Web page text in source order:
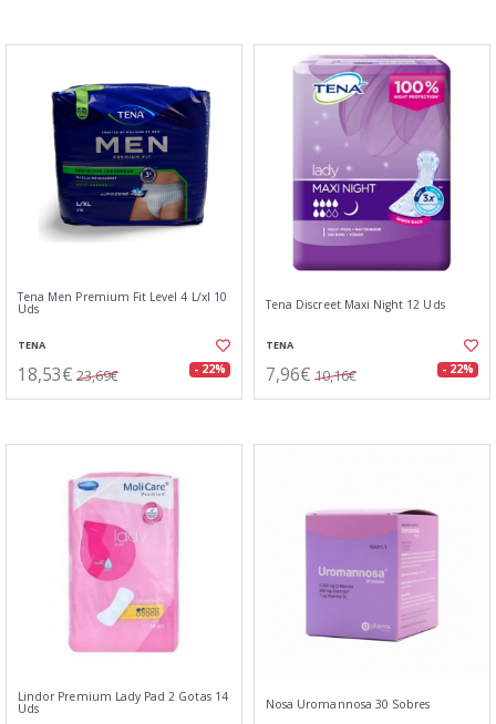
Tena Men Premium Fit Level 4 L/xl 10
Uds
TENA
18,53€ 23,69€ - 22%
Tena Discreet Maxi Night 12 Uds
TENA
7,96€ 10,16€ - 22%
Lindor Premium Lady Pad 2 Gotas 14
Uds Nosa Uromannosa 30 Sobres